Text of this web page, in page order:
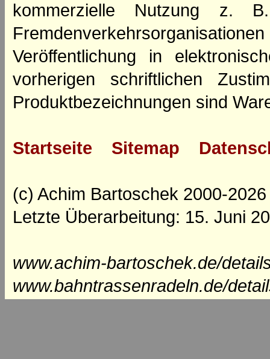
kommerzielle Nutzung z.
Veröffentlichung in
vorherigen schriftlichen
Produktbezeichnungen sind
Startseite Sitemap
(c) Achim Bartoschek 2000-2026
Letzte Überarbeitung: 15. Juni
www.achim-bartoschek.de/
www.bahntrassenradeln.de/